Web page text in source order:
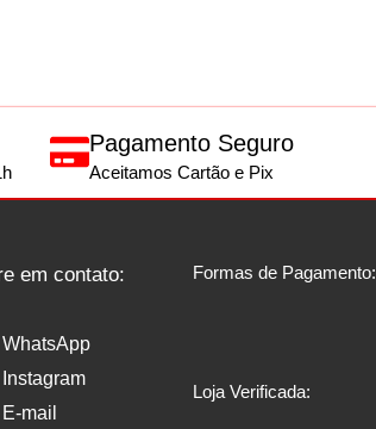
Pagamento Seguro
Aceitamos Cartão e Pix
em contato:
WhatsApp
Instagram
E-mail
Formas de Pagamento:
Loja Verificada: